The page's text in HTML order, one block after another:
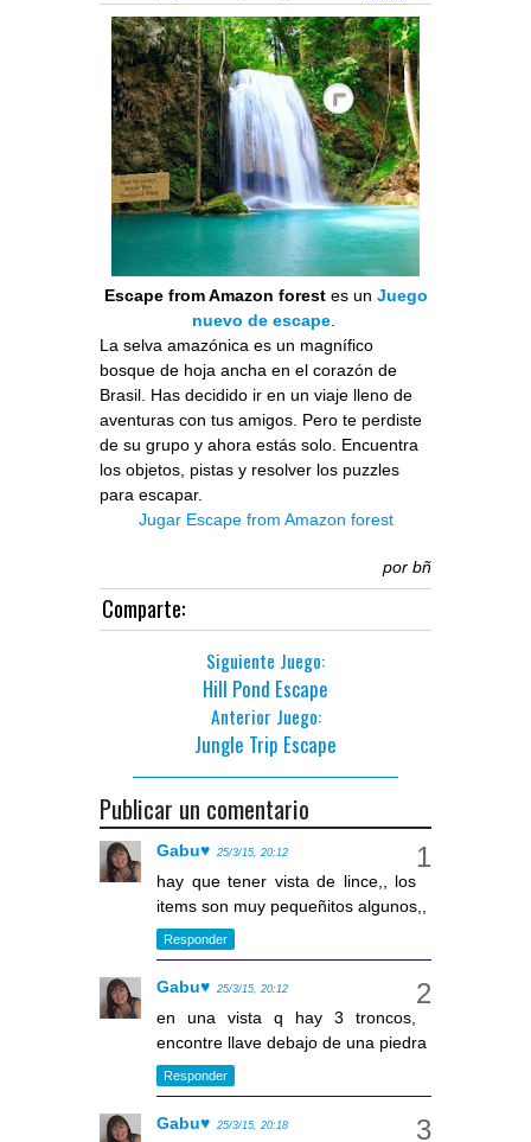
Escape from Amazon forestes un Juego
nuevo de escape.
La selva amazónica es un magnífico
bosque de hoja ancha en el corazón de
Brasil. Has decidido ir en un viaje lleno de
aventuras con tus amigos. Pero te perdiste
de su grupo y ahora estás solo. Encuentra
los objetos, pistas y resolver los puzzles
para escapar.
Jugar Escape from Amazon forest
por bñ
Comparte:
Siguiente Juego:
Hill Pond Escape
Anterior Juego:
Jungle Trip Escape
Publicar un comentario
Gabu♥ 25/3/15, 20:12
hay que tener vista de lince,, los
items son muy pequeñitos algunos,,
Responder
Gabu♥ 25/3/15, 20:12
en una vista q hay 3 troncos,
encontre llave debajo de una piedra
Responder
Gabu♥ 25/3/15, 20:18